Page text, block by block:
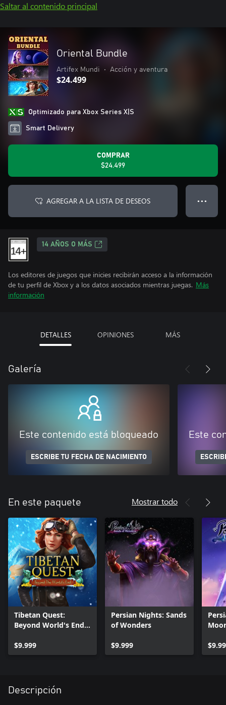
Saltar al contenido principal
Oriental Bundle
Artifex Mundi • Acción y aventura
$24.499
Optimizado para Xbox Series X|S
Smart Delivery
COMPRAR
$24.499
AGREGAR A LA LISTA DE DESEOS ● ● ●
14 AÑOS O MÁS
Los editores de juegos que inicies recibirán acceso a la información
de tu perfil de Xbox y a los datos asociados mientras juegas. Más
información
DETALLES OPINIONES MÁS
Galería
Este contenido está bloqueado
ESCRIBE TU FECHA DE NACIMIENTO
Este
En este paquete Mostrar todo
Tibetan Quest:
Beyond World's End
$9.999
Persian Nights: Sands
of Wonders
$9.999
Descripción